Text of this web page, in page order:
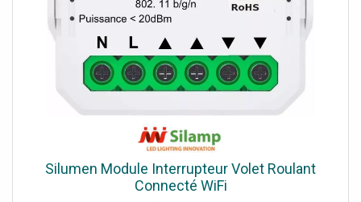
mur). Plaque de plâtre, sur boîtes art.PB503N et art.
PB502N
Silumen Module Interrupteur Volet Roulant
Connecté WiFi